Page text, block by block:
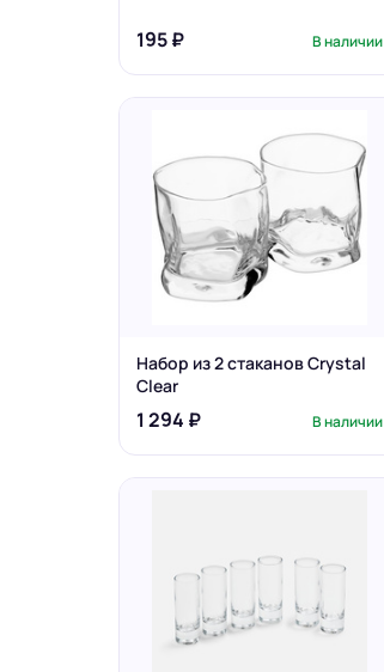
195 ₽ В наличии
Набор из 2 стаканов Crystal
Clear
1 294 ₽ В наличии